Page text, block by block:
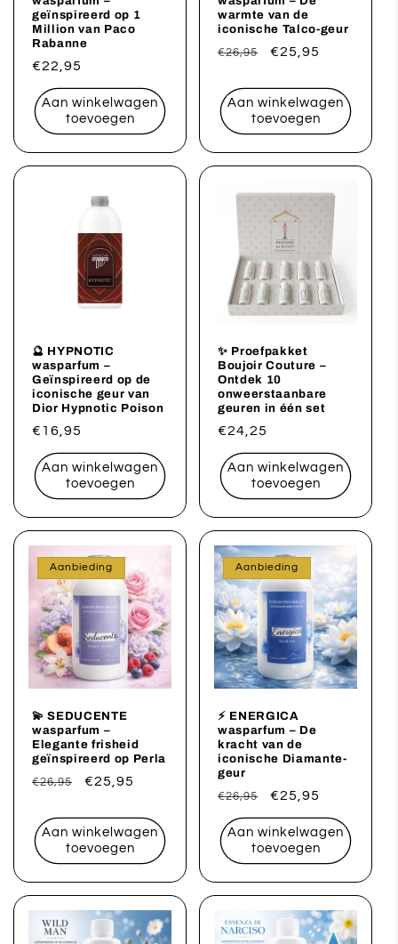
geïnspireerd op 1
Million van Paco
Rabanne
Normale
prijs
€22,95
Aan winkelwagen
toevoegen
warmte van de
iconische Talco-geur
Normale
€26,95 Aanbiedingsprijs
€25,95
Aan winkelwagen
toevoegen
🔮 HYPNOTIC
wasparfum –
Geïnspireerd op de
iconische geur van
Dior Hypnotic Poison
Normale
prijs
€16,95
Aan winkelwagen
toevoegen
✨ Proefpakket
Boujoir Couture –
Ontdek 10
onweerstaanbare
geuren in één set
Normale
prijs
€24,25
Aan winkelwagen
toevoegen
Aanbieding
💫 SEDUCENTE
wasparfum –
Elegante frisheid
geïnspireerd op Perla
Normale
€26,95 Aanbiedingsprijs
€25,95
Aan winkelwagen
toevoegen
Aanbieding
⚡ ENERGICA
wasparfum – De
kracht van de
iconische Diamante-
geur
Normale
prijs
€26,95 Aanbiedingsprijs
€25,95
Aan winkelwagen
toevoegen